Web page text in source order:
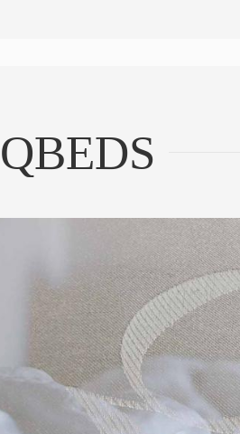
QBEDS
Eine Symphony Matratze ist so
unterschiedlich...
ZUM PRODUKT